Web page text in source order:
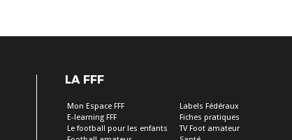
LA FFF
Mon Espace FFF
E-learning FFF
Le football pour les enfants
Labels Fédéraux
Fiches pratiques
TV Foot amateur